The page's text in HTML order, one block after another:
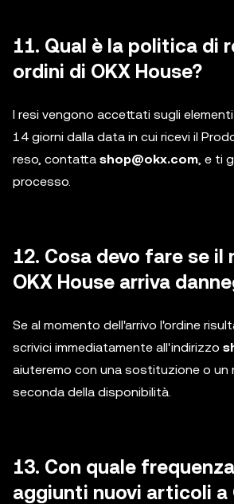
11. Qual è la politica di
ordini di OKX House?
I resi vengono accettati sugli
14 giorni dalla data in cui ricevi il
reso, contatta shop@okx.com, e ti
processo.
12. Cosa devo fare se il
OKX House arriva
Se al momento dell'arrivo l'ordine
scrivici immediatamente all'indirizzo
aiuteremo con una sostituzione o un
seconda della disponibilità.
13. Con quale
aggiunti nuovi articoli a